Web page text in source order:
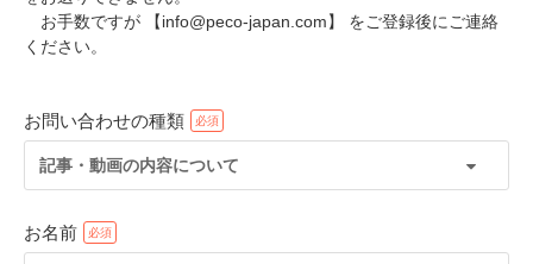
お手数ですが 【info@peco-japan.com】 をご登録後にご連絡
ください。
お問い合わせの種類
記事・動画の内容について
お名前